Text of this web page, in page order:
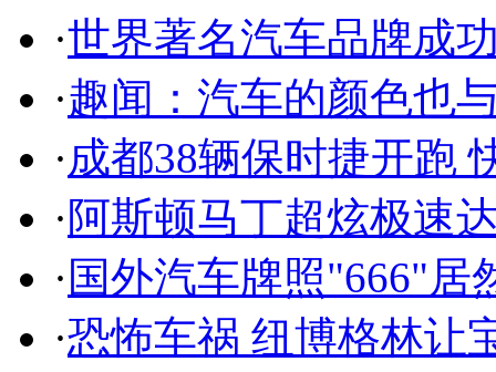
·世界著名汽车品牌成
·趣闻：汽车的颜色也
·成都38辆保时捷开跑
·阿斯顿马丁超炫极速
· 国外汽车牌照"666"居
·恐怖车祸 纽博格林让